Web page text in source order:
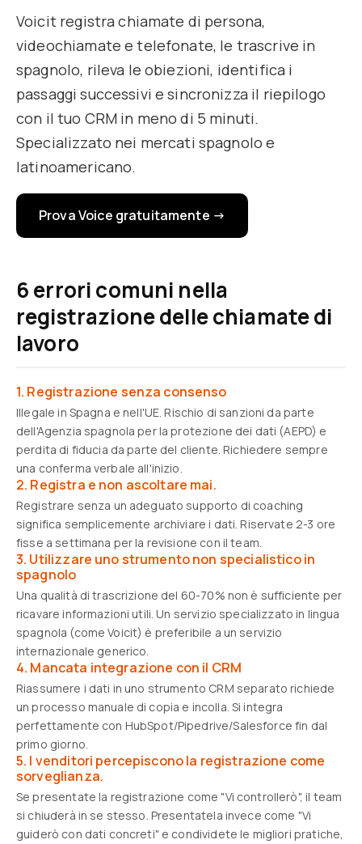
Voicit registra chiamate di persona,
videochiamate e telefonate, le trascrive in
spagnolo, rileva le obiezioni, identifica i
passaggi successivi e sincronizza il riepilogo
con il tuo CRM in meno di 5 minuti.
Specializzato nei mercati spagnolo e
latinoamericano.
Prova Voice gratuitamente →
6 errori comuni nella
registrazione delle chiamate di
lavoro
1. Registrazione senza consenso
Illegale in Spagna e nell'UE. Rischio di sanzioni da parte
dell'Agenzia spagnola per la protezione dei dati (AEPD) e
perdita di fiducia da parte del cliente. Richiedere sempre
una conferma verbale all'inizio.
2. Registra e non ascoltare mai.
Registrare senza un adeguato supporto di coaching
significa semplicemente archiviare i dati. Riservate 2-3 ore
fisse a settimana per la revisione con il team.
3. Utilizzare uno strumento non specialistico in
spagnolo
Una qualità di trascrizione del 60-70% non è sufficiente per
ricavare informazioni utili. Un servizio specializzato in lingua
spagnola (come Voicit) è preferibile a un servizio
internazionale generico.
4. Mancata integrazione con il CRM
Riassumere i dati in uno strumento CRM separato richiede
un processo manuale di copia e incolla. Si integra
perfettamente con HubSpot/Pipedrive/Salesforce fin dal
primo giorno.
5. I venditori percepiscono la registrazione come
sorveglianza.
Se presentate la registrazione come "Vi controllerò", il team
si chiuderà in se stesso. Presentatela invece come "Vi
guiderò con dati concreti" e condividete le migliori pratiche,